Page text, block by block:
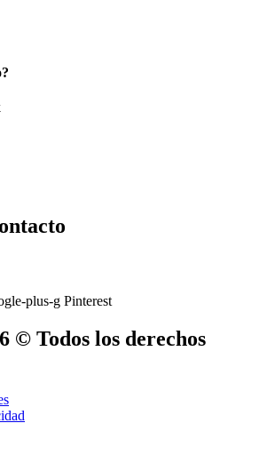
plus-g Pinterest
© Todos los derechos